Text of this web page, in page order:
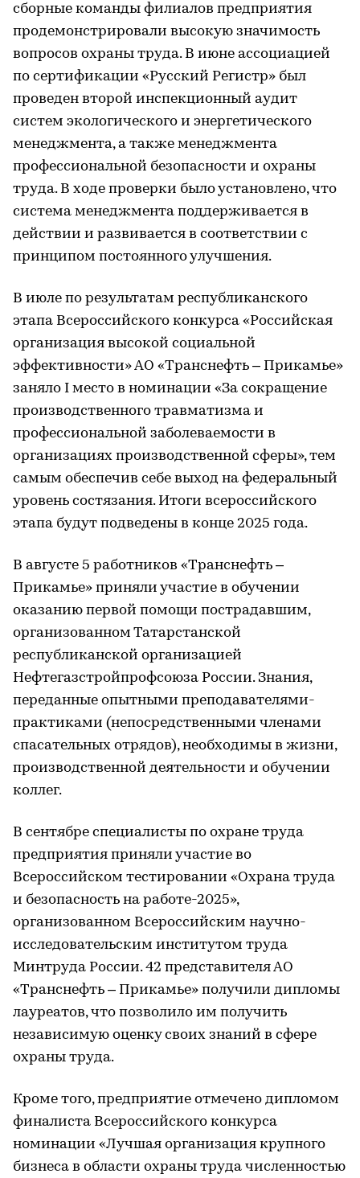
сборные команды филиалов предприятия
продемонстрировали высокую значимость
вопросов охраны труда. В июне ассоциацией
по сертификации «Русский Регистр» был
проведен второй инспекционный аудит
систем экологического и энергетического
менеджмента, а также менеджмента
профессиональной безопасности и охраны
труда. В ходе проверки было установлено, что
система менеджмента поддерживается в
действии и развивается в соответствии с
принципом постоянного улучшения.
В июле по результатам республиканского
этапа Всероссийского конкурса «Российская
организация высокой социальной
эффективности» АО «Транснефть – Прикамье»
заняло I место в номинации «За сокращение
производственного травматизма и
профессиональной заболеваемости в
организациях производственной сферы», тем
самым обеспечив себе выход на федеральный
уровень состязания. Итоги всероссийского
этапа будут подведены в конце 2025 года.
В августе 5 работников «Транснефть –
Прикамье» приняли участие в обучении
оказанию первой помощи пострадавшим,
организованном Татарстанской
республиканской организацией
Нефтегазстройпрофсоюза России. Знания,
переданные опытными преподавателями-
практиками (непосредственными членами
спасательных отрядов), необходимы в жизни,
производственной деятельности и обучении
коллег.
В сентябре специалисты по охране труда
предприятия приняли участие во
Всероссийском тестировании «Охрана труда
и безопасность на работе-2025»,
организованном Всероссийским научно-
исследовательским институтом труда
Минтруда России. 42 представителя АО
«Транснефть – Прикамье» получили дипломы
лауреатов, что позволило им получить
независимую оценку своих знаний в сфере
охраны труда.
Кроме того, предприятие отмечено дипломом
финалиста Всероссийского конкурса
номинации «Лучшая организация крупного
бизнеса в области охраны труда численностью